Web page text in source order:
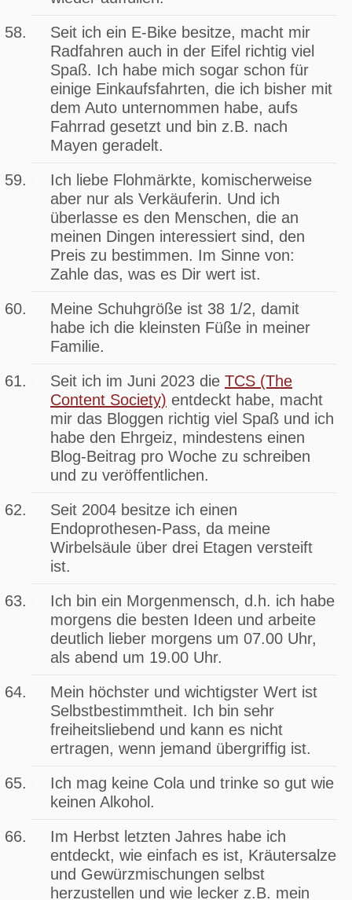
Seit ich ein E-Bike besitze, macht mir
Radfahren auch in der Eifel richtig viel
Spaß. Ich habe mich sogar schon für
einige Einkaufsfahrten, die ich bisher mit
dem Auto unternommen habe, aufs
Fahrrad gesetzt und bin z.B. nach
Mayen geradelt.
Ich liebe Flohmärkte, komischerweise
aber nur als Verkäuferin. Und ich
überlasse es den Menschen, die an
meinen Dingen interessiert sind, den
Preis zu bestimmen. Im Sinne von:
Zahle das, was es Dir wert ist.
Meine Schuhgröße ist 38 1/2, damit
habe ich die kleinsten Füße in meiner
Familie.
Seit ich im Juni 2023 die TCS (The
Content Society) entdeckt habe, macht
mir das Bloggen richtig viel Spaß und ich
habe den Ehrgeiz, mindestens einen
Blog-Beitrag pro Woche zu schreiben
und zu veröffentlichen.
Seit 2004 besitze ich einen
Endoprothesen-Pass, da meine
Wirbelsäule über drei Etagen versteift
ist.
Ich bin ein Morgenmensch, d.h. ich habe
morgens die besten Ideen und arbeite
deutlich lieber morgens um 07.00 Uhr,
als abend um 19.00 Uhr.
Mein höchster und wichtigster Wert ist
Selbstbestimmtheit. Ich bin sehr
freiheitsliebend und kann es nicht
ertragen, wenn jemand übergriffig ist.
Ich mag keine Cola und trinke so gut wie
keinen Alkohol.
Im Herbst letzten Jahres habe ich
entdeckt, wie einfach es ist, Kräutersalze
und Gewürzmischungen selbst
herzustellen und wie lecker z.B. mein